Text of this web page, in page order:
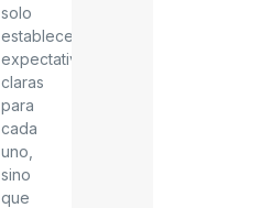
solo
establece
expectativas
claras
para
cada
uno,
sino
que